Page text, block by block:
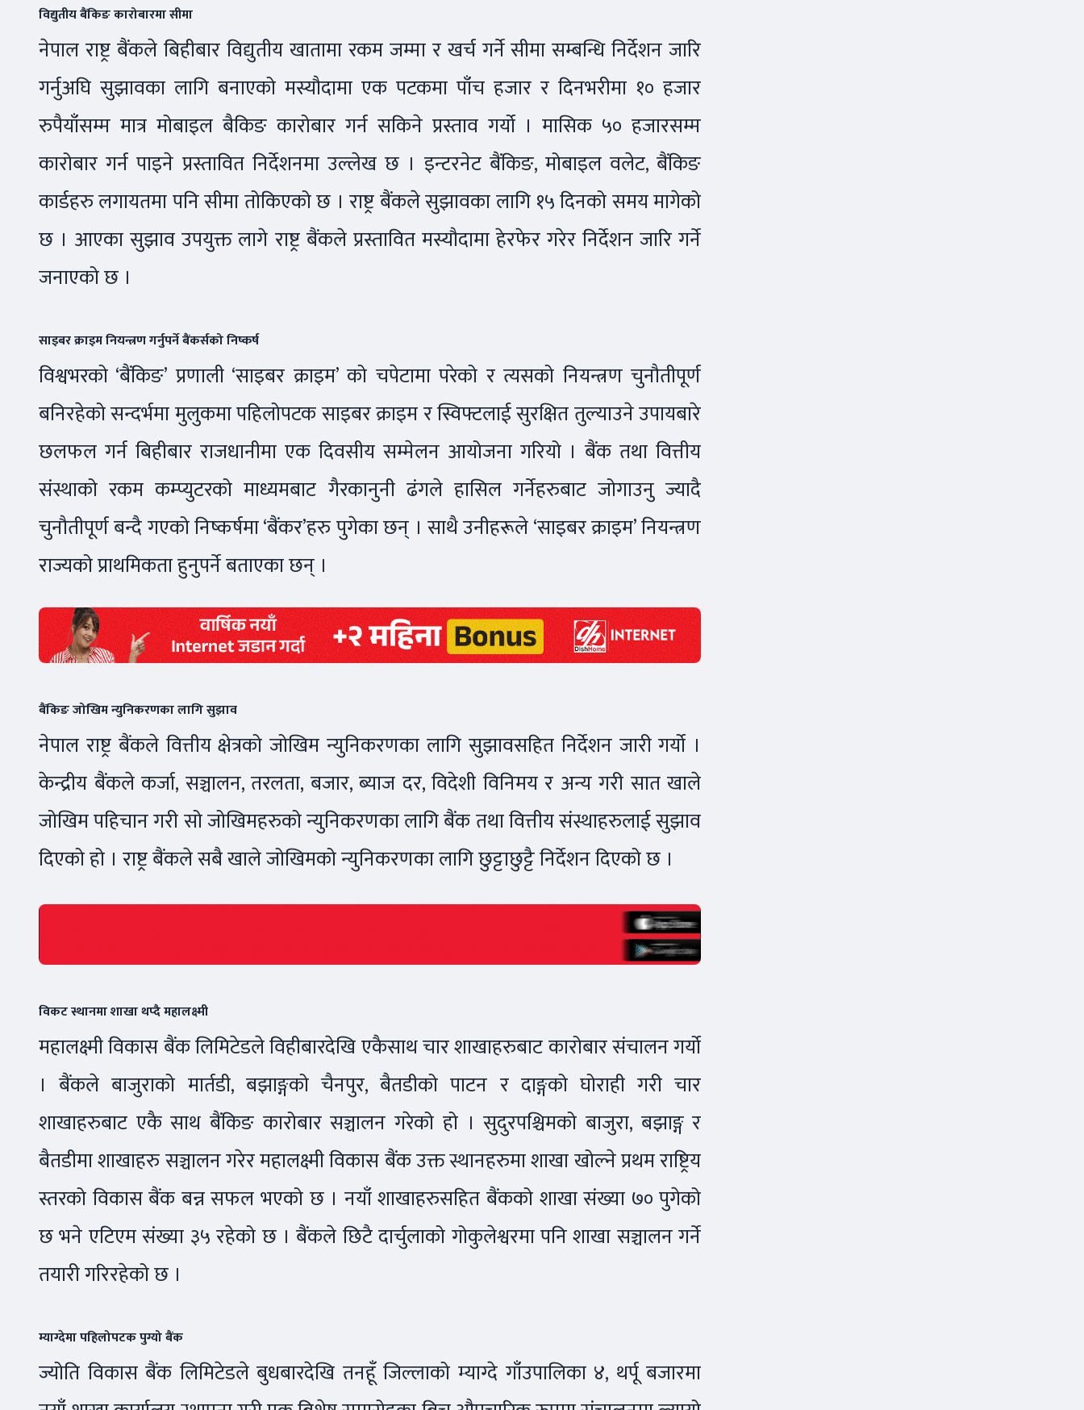
विद्युतीय बैंकिङ कारोबारमा सीमा
नेपाल राष्ट्र बैंकले बिहीबार विद्युतीय खातामा रकम जम्मा र खर्च गर्ने सीमा सम्बन्धि निर्देशन जारि
गर्नुअघि सुझावका लागि बनाएको मस्यौदामा एक पटकमा पाँच हजार र दिनभरीमा १० हजार
रुपैयाँसम्म मात्र मोबाइल बैकिङ कारोबार गर्न सकिने प्रस्ताव गर्यो । मासिक ५० हजारसम्म
कारोबार गर्न पाइने प्रस्तावित निर्देशनमा उल्लेख छ । इन्टरनेट बैंकिङ, मोबाइल वलेट, बैंकिङ
कार्डहरु लगायतमा पनि सीमा तोकिएको छ । राष्ट्र बैंकले सुझावका लागि १५ दिनको समय मागेको
छ । आएका सुझाव उपयुक्त लागे राष्ट्र बैंकले प्रस्तावित मस्यौदामा हेरफेर गरेर निर्देशन जारि गर्ने
जनाएको छ ।
साइबर क्राइम नियन्त्रण गर्नुपर्ने बैंकर्सको निष्कर्ष
विश्वभरको ‘बैंकिङ’ प्रणाली ‘साइबर क्राइम’ को चपेटामा परेको र त्यसको नियन्त्रण चुनौतीपूर्ण
बनिरहेको सन्दर्भमा मुलुकमा पहिलोपटक साइबर क्राइम र स्विफ्टलाई सुरक्षित तुल्याउने उपायबारे
छलफल गर्न बिहीबार राजधानीमा एक दिवसीय सम्मेलन आयोजना गरियो । बैंक तथा वित्तीय
संस्थाको रकम कम्प्युटरको माध्यमबाट गैरकानुनी ढंगले हासिल गर्नेहरुबाट जोगाउनु ज्यादै
चुनौतीपूर्ण बन्दै गएको निष्कर्षमा ‘बैंकर’हरु पुगेका छन् । साथै उनीहरूले ‘साइबर क्राइम’ नियन्त्रण
राज्यको प्राथमिकता हुनुपर्ने बताएका छन् ।
बैंकिङ जोखिम न्युनिकरणका लागि सुझाव
नेपाल राष्ट्र बैंकले वित्तीय क्षेत्रको जोखिम न्युनिकरणका लागि सुझावसहित निर्देशन जारी गर्यो ।
केन्द्रीय बैंकले कर्जा, सञ्चालन, तरलता, बजार, ब्याज दर, विदेशी विनिमय र अन्य गरी सात खाले
जोखिम पहिचान गरी सो जोखिमहरुको न्युनिकरणका लागि बैंक तथा वित्तीय संस्थाहरुलाई सुझाव
दिएको हो । राष्ट्र बैंकले सबै खाले जोखिमको न्युनिकरणका लागि छुट्टाछुट्टै निर्देशन दिएको छ ।
विकट स्थानमा शाखा थप्दै महालक्ष्मी
महालक्ष्मी विकास बैंक लिमिटेडले विहीबारदेखि एकैसाथ चार शाखाहरुबाट कारोबार संचालन गर्यो
। बैंकले बाजुराको मार्तडी, बझाङ्गको चैनपुर, बैतडीको पाटन र दाङ्गको घोराही गरी चार
शाखाहरुबाट एकै साथ बैंकिङ कारोबार सञ्चालन गरेको हो । सुदुरपश्चिमको बाजुरा, बझाङ्ग र
बैतडीमा शाखाहरु सञ्चालन गरेर महालक्ष्मी विकास बैंक उक्त स्थानहरुमा शाखा खोल्ने प्रथम राष्ट्रिय
स्तरको विकास बैंक बन्न सफल भएको छ । नयाँ शाखाहरुसहित बैंकको शाखा संख्या ७० पुगेको
छ भने एटिएम संख्या ३५ रहेको छ । बैंकले छिटै दार्चुलाको गोकुलेश्वरमा पनि शाखा सञ्चालन गर्ने
तयारी गरिरहेको छ ।
म्याग्देमा पहिलोपटक पुग्यो बैंक
ज्योति विकास बैंक लिमिटेडले बुधबारदेखि तनहूँ जिल्लाको म्याग्दे गाँउपालिका ४, थर्पू बजारमा